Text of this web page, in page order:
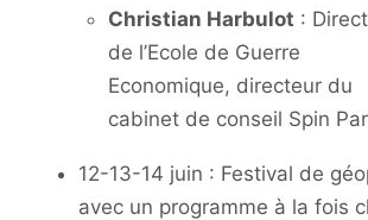
Christian Harbulot :
de l’Ecole de Guerre
Economique, directeur du
cabinet de conseil Spin
12-13-14 juin : Festival de
avec un programme à la fois